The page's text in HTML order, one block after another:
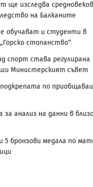
ще изследва
на Балканите
обучават и студенти в
стопанство“
спорт става регулирана
Министерският съвет
по
за анализ на данни в
5 бронзови медала по